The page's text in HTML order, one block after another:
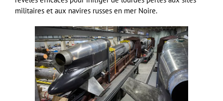
militaires et aux navires russes en mer Noire.